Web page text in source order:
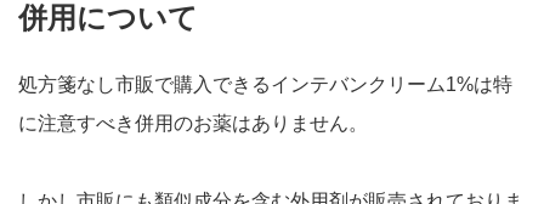
併用について
処方箋なし市販で購入できるインテバンクリーム1%は特
に注意すべき併用のお薬はありません。